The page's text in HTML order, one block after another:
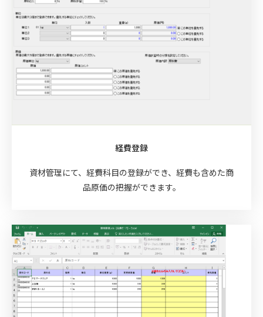
経費登録
資材管理にて、経費科目の登録ができ、経費も含めた商
品原価の把握ができます。